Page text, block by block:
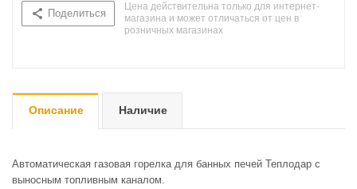
Поделиться
Цена действительна только для интернет-
магазина и может отличаться от цен в
розничных магазинах
Описание Наличие
Автоматическая газовая горелка для банных печей Теплодар с
выносным топливным каналом.